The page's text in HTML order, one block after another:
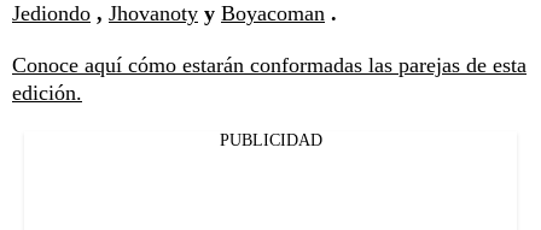
Jediondo , Jhovanoty y Boyacoman .
Conoce aquí cómo estarán conformadas las parejas de esta
edición.
PUBLICIDAD